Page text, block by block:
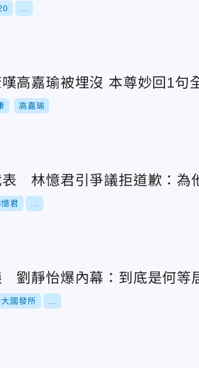
高嘉瑜被埋沒 本尊妙回1句
高嘉瑜
表 林憶君引爭議拒道歉：為
君
劉靜怡爆內幕：到底是何等
大國發所